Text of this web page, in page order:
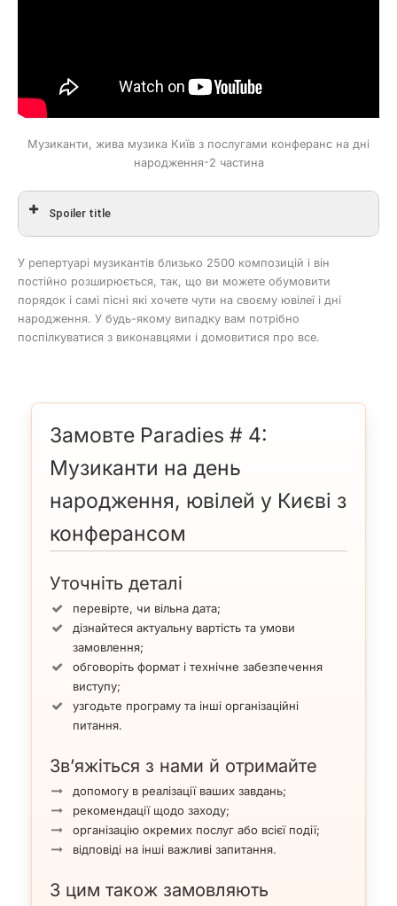
Музиканти, жива музика Київ з послугами конферанс на дні
народження-2 частина
Spoiler title
Caravan
Знову курю
Добраніч господа
Nothing can come
У репертуарі музикантів близько 2500 композицій і він
постійно розширюється, так, що ви можете обумовити
порядок і самі пісні які хочете чути на своєму ювілеї і дні
народження. У будь-якому випадку вам потрібно
поспілкуватися з виконавцями і домовитися про все.
Замовте Paradies # 4:
Музиканти на день
народження, ювілей у Києві з
конферансом
Уточніть деталі
перевірте, чи вільна дата;
дізнайтеся актуальну вартість та умови
замовлення;
обговоріть формат і технічне забезпечення
виступу;
узгодьте програму та інші організаційні
питання.
Зв’яжіться з нами й отримайте
допомогу в реалізації ваших завдань;
рекомендації щодо заходу;
організацію окремих послуг або всієї події;
відповіді на інші важливі запитання.
З цим також замовляють